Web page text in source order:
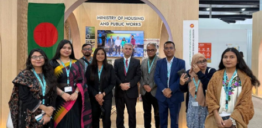
সারাদেশ
খেলা
বিনোদন
লাইফ
স্টাইল
শিক্ষা